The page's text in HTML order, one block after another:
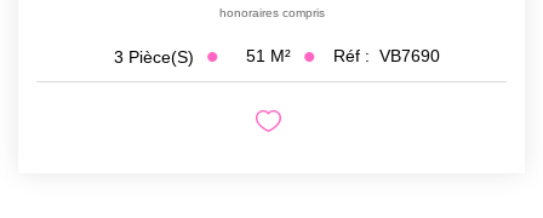
honoraires compris
3 Pièce(s) 51 M² Réf : VB7690